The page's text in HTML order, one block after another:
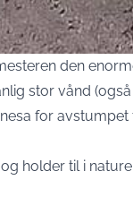
den
stor vånd
for
holder til i